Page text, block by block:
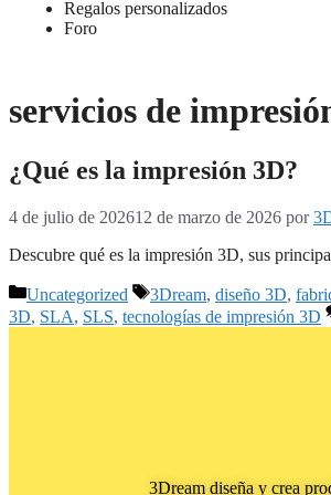
Regalos personalizados
Foro
servicios de
¿Qué es la impresión 3D?
4 de julio de 202612 de marzo de 2026 por
Descubre qué es la impresión 3D, sus
Uncategorized 3Dream, diseño 3D,
3D, SLA, SLS, tecnologías de impresión 3D
3Dream diseña y crea